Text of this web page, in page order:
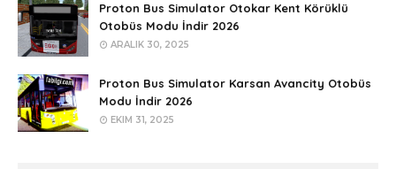
Proton Bus Simulator Otokar Kent Körüklü
Otobüs Modu İndir 2026
ARALIK 30, 2025
Proton Bus Simulator Karsan Avancity Otobüs
Modu İndir 2026
EKIM 31, 2025